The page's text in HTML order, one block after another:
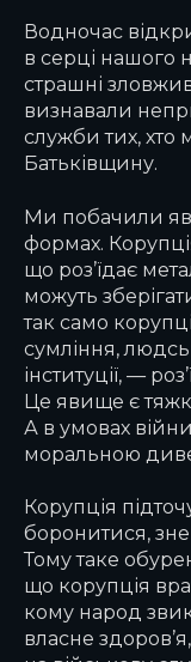
Водночас
в серці нашого
страшні
визнавали
служби тих, хто
Батьківщину.
Ми побачили
формах.
що роз’їдає
можуть
так само
сумління,
інституції, —
Це явище є
А в умовах
моральною
Корупція
боронитися,
Тому таке
що корупція
кому народ
власне